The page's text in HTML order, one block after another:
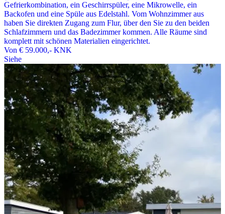
Gefrierkombination, ein Geschirrspüler, eine Mikrowelle, ein
Backofen und eine Spüle aus Edelstahl. Vom Wohnzimmer aus
haben Sie direkten Zugang zum Flur, über den Sie zu den beiden
Schlafzimmern und das Badezimmer kommen. Alle Räume sind
komplett mit schönen Materialien eingerichtet.
Von € 59.000,- KNK
Siehe